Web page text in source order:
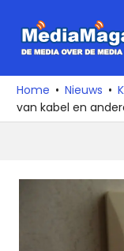
naar
media
over
de
Home Nieuws
van kabel en